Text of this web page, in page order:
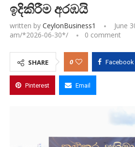
ඉදිකිරීම අරඹයි
written by CeylonBusiness1
June
am/*2026-06-30*/ 0 comment
SHARE 0 Facebook
Pinterest Email